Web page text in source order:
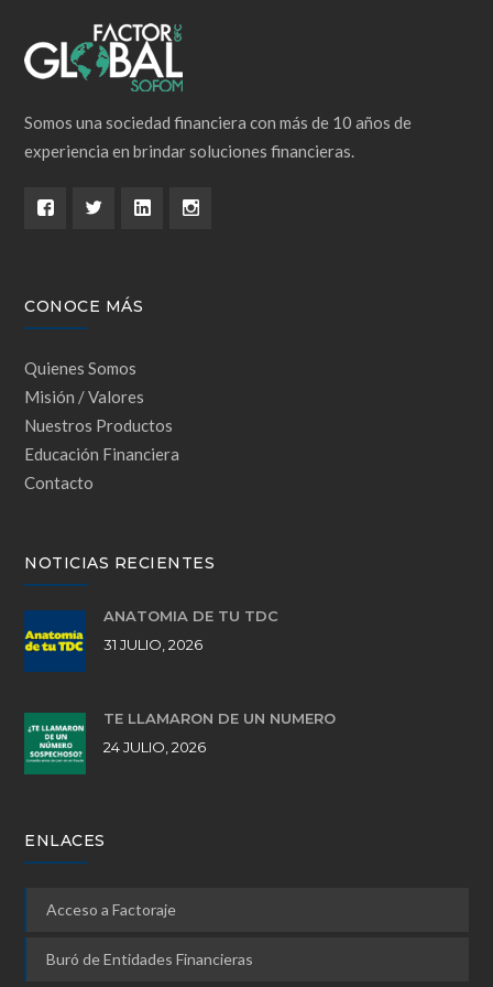
Somos una sociedad financiera con más de 10 años de
experiencia en brindar soluciones financieras.
CONOCE MÁS
Quienes Somos
Misión / Valores
Nuestros Productos
Educación Financiera
Contacto
NOTICIAS RECIENTES
ANATOMÍA DE TU TDC
31 JULIO, 2026
TE LLAMARON DE UN NÚMERO
24 JULIO, 2026
ENLACES
Acceso a Factoraje
Buró de Entidades Financieras